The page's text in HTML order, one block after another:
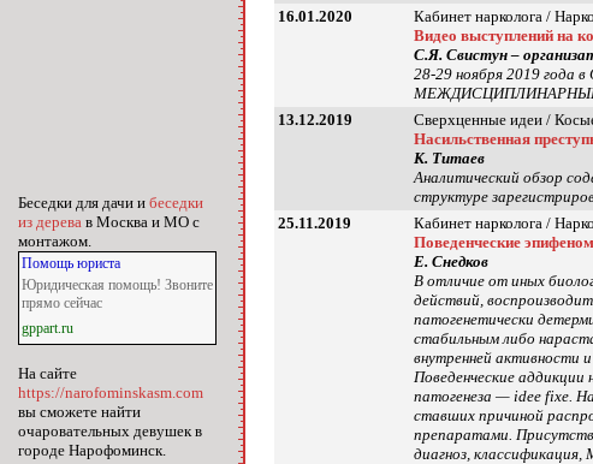
Беседки для дачи и беседки
из дерева в Москва и МО с
монтажом.
Помощь юриста
Юридическая помощь! Звоните
прямо сейчас
gppart.ru
На сайте
https://narofominskasm.com
вы сможете найти
очаровательных девушек в
городе Нарофоминск.
16.01.2020
Кабинет нарколога /
Видео выступлений
С.Я. Свистун –
28-29 ноября 2019 года
МЕЖДИСЦИПЛИНАРНЫЙ
13.12.2019
Сверхценные идеи /
Насильственная
К. Титаев
Аналитический обзор
структуре
25.11.2019
Кабинет нарколога /
Поведенческие
Е. Снедков
В отличие от иных
действий,
патогенетически
стабильным либо
внутренней активности
Поведенческие
патогенеза — idеe fixe.
ставших причиной
препаратами.
диагноз,